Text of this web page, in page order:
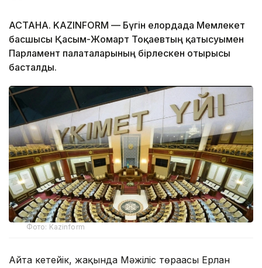
АСТАНА. KAZINFORM — Бүгін елордада Мемлекет
басшысы Қасым-Жомарт Тоқаевтың қатысуымен
Парламент палаталарының бірлескен отырысы
басталды.
Фото: Kazinform
Айта кетейік, жақында Мәжіліс төрағасы Ерлан